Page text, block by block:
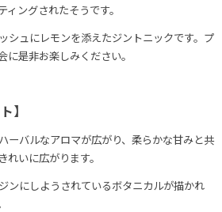
ングされたそうです。
シュにレモンを添えたジントニックです。プ
に是非お楽しみください。
】
ーバルなアロマが広がり、柔らかな甘みと共
れいに広がります。
ンにしようされているボタニカルが描かれ